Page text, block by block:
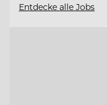
Entdecke alle Jobs